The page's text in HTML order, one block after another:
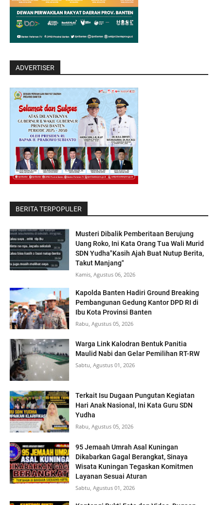
ADVERTISER
BERITA TERPOPULER
Musteri Dibalik Pemberitaan Berujung
Uang Roko, Ini Kata Orang Tua Wali Murid
SDN Yudha"Kasih Ajah Buat Nutup Berita,
Takut Manjang"
Kamis, Agustus 06, 2026
Kapolda Banten Hadiri Ground Breaking
Pembangunan Gedung Kantor DPD RI di
Ibu Kota Provinsi Banten
Rabu, Agustus 05, 2026
Warga Link Kalodran Bentuk Panitia
Maulid Nabi dan Gelar Pemilihan RT-RW
Sabtu, Agustus 01, 2026
Terkait Isu Dugaan Pungutan Kegiatan
Hari Anak Nasional, Ini Kata Guru SDN
Yudha
Rabu, Agustus 05, 2026
95 Jemaah Umrah Asal Kuningan
Dikabarkan Gagal Berangkat, Sinaya
Wisata Kuningan Tegaskan Komitmen
Layanan Sesuai Aturan
Sabtu, Agustus 01, 2026